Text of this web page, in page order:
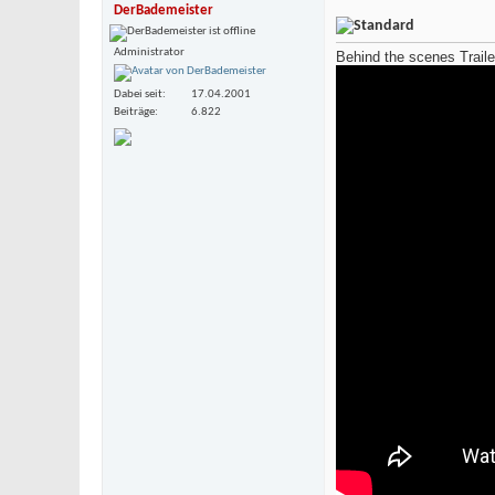
DerBademeister
Administrator
Dabei seit
17.04.2001
Beiträge
6.822
Behind the scenes